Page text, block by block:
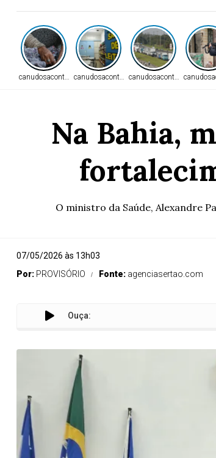
canudosacontece.comcanudosacontece.comcanudosacontece.com
Na Bahia,
O ministro da Saúde, Alexandre
07/05/2026 às 13h03
Por: PROVISÓRIO Fonte: agenciasertao.com
Ouça: